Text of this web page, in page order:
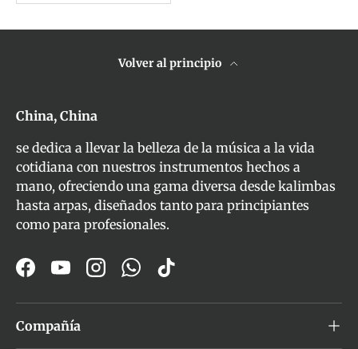
Volver al principio
China, China
se dedica a llevar la belleza de la música a la vida
cotidiana con nuestros instrumentos hechos a
mano, ofreciendo una gama diversa desde kalimbas
hasta arpas, diseñados tanto para principiantes
como para profesionales.
FacebookYouTubeInstagram
WhatsApp
TikTok
Compañía